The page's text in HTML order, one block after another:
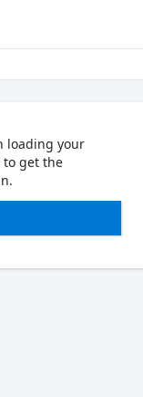
loading your
to get the